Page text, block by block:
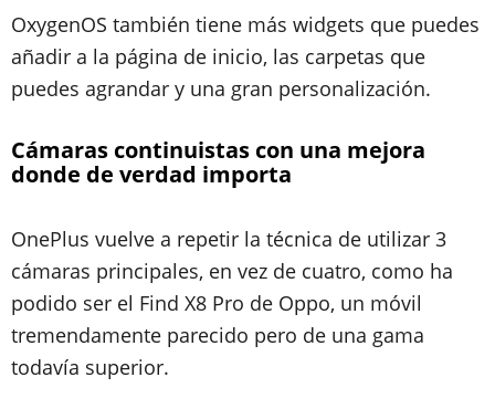
OxygenOS también tiene más widgets que puedes
añadir a la página de inicio, las carpetas que
puedes agrandar y una gran personalización.
Cámaras continuistas con una mejora
donde de verdad importa
OnePlus vuelve a repetir la técnica de utilizar 3
cámaras principales, en vez de cuatro, como ha
podido ser el Find X8 Pro de Oppo, un móvil
tremendamente parecido pero de una gama
todavía superior.